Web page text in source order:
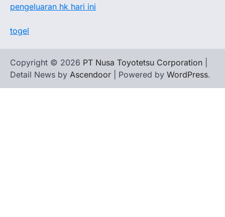
pengeluaran hk hari ini
togel
Copyright © 2026 PT Nusa Toyotetsu Corporation
Detail News by Ascendoor | Powered by WordPress.